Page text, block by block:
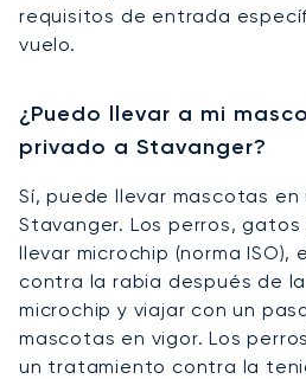
requisitos de entrada
vuelo.
¿Puedo llevar a mi
privado a Stavanger?
Sí, puede llevar mascotas
Stavanger. Los perros, gatos
llevar microchip (norma ISO),
contra la rabia después de
microchip y viajar con un
mascotas en vigor. Los
un tratamiento contra la